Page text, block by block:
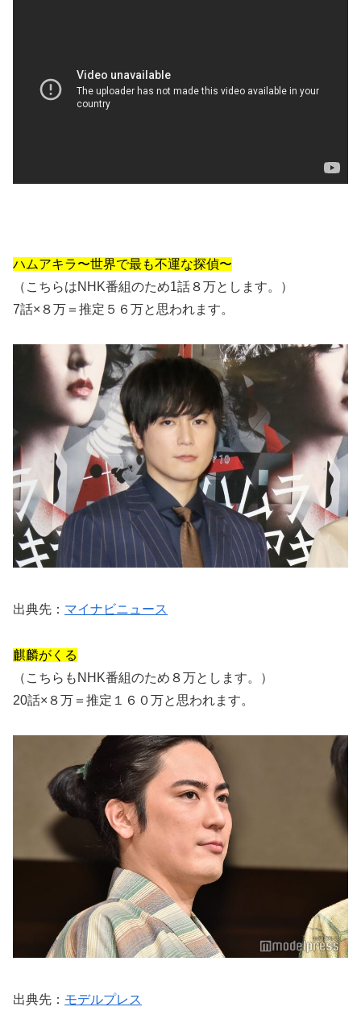
ハムアキラ〜世界で最も不運な探偵〜
（こちらはNHK番組のため1話８万とします。）
7話×８万＝推定５６万と思われます。
出典先： マイナビニュース
麒麟がくる
（こちらもNHK番組のため８万とします。）
20話×８万＝推定１６０万と思われます。
出典先： モデルプレス